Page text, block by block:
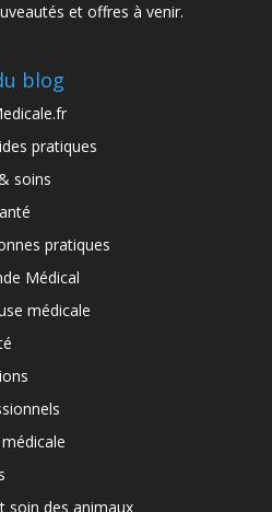
et offres à venir.
blog
pratiques
soins
pratiques
Médical
médicale
soin des animaux